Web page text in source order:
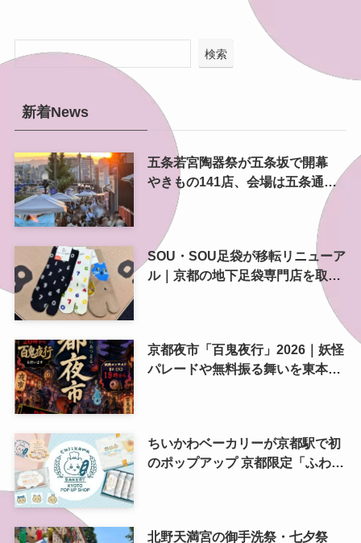
検索
新着News
五条若宮陶器祭が五条坂で開幕
やきもの141店、会場は五条通の
南側にも拡大
SOU・SOU足袋が移転リニューア
ル｜京都の地下足袋専門店を取
材、人気商品や京都土産も紹介
京都夜市「百鬼夜行」2026｜妖怪
パレードや無料振る舞いを東本願
ちいかわベーカリーが京都駅で初
のポップアップ 京都限定「ふわふ
北野天満宮の御手洗祭・七夕祭